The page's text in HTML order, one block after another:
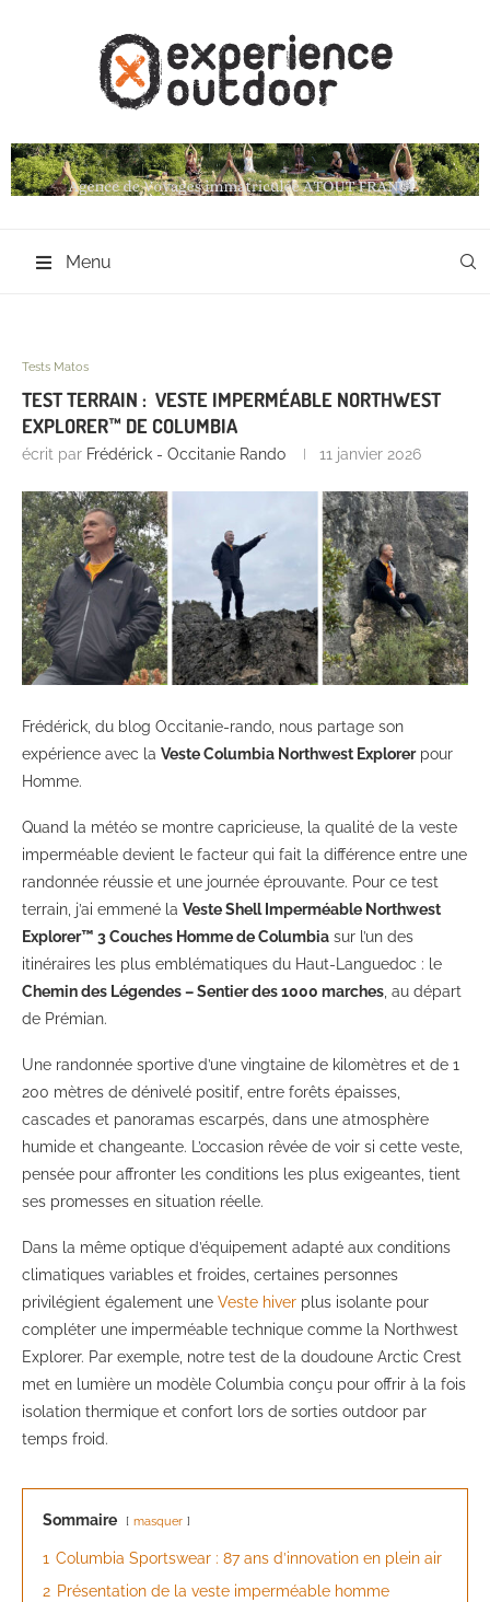
Menu
Tests Matos
TEST TERRAIN : VESTE IMPERMÉABLE NORTHWEST
EXPLORER™ DE COLUMBIA
écrit par Frédérick - Occitanie Rando 11 janvier 2026
Frédérick, du blog Occitanie-rando, nous partage son
expérience avec la Veste Columbia Northwest Explorerpour
Homme.
Quand la météo se montre capricieuse, la qualité de la veste
imperméable devient le facteur qui fait la différence entre une
randonnée réussie et une journée éprouvante. Pour ce test
terrain, j’ai emmené la Veste Shell Imperméable Northwest
Explorer™ 3 Couches Homme de Columbia sur l’un des
itinéraires les plus emblématiques du Haut-Languedoc : le
Chemin des Légendes – Sentier des 1000 marches, au départ
de Prémian.
Une randonnée sportive d’une vingtaine de kilomètres et de 1
200 mètres de dénivelé positif, entre forêts épaisses,
cascades et panoramas escarpés, dans une atmosphère
humide et changeante. L’occasion rêvée de voir si cette veste,
pensée pour affronter les conditions les plus exigeantes, tient
ses promesses en situation réelle.
Dans la même optique d’équipement adapté aux conditions
climatiques variables et froides, certaines personnes
privilégient également une Veste hiver plus isolante pour
compléter une imperméable technique comme la Northwest
Explorer. Par exemple, notre test de la doudoune Arctic Crest
met en lumière un modèle Columbia conçu pour offrir à la fois
isolation thermique et confort lors de sorties outdoor par
temps froid.
Sommaire masquer
1 Columbia Sportswear : 87 ans d’innovation en plein air
2 Présentation de la veste imperméable homme